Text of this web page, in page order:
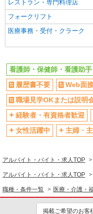
レストラン・専門料理店
フォークリフト
医療事務・受付・クラーク
看護師・保健師・看護助
履歴書不要
Web面
職場見学OKまたは説明
経験者・有資格者歓迎
女性活躍中
主婦・
アルバイト・バイト・求人TOP
アルバイト・バイト・求人TOP
職種・条件一覧 医療・介護・
掲載ご希望のお客